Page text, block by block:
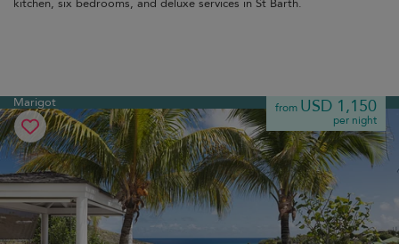
kitchen, six bedrooms, and deluxe services in St Barth.
Marigot from USD 1,150
per night